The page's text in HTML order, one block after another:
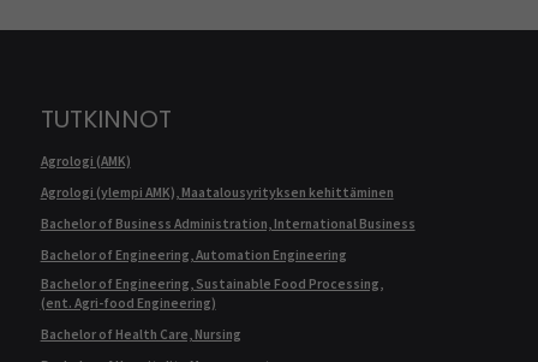
TUTKINNOT
Agrologi (AMK)
Agrologi (ylempi AMK), Maatalousyrityksen kehittäminen
Bachelor of Business Administration, International Business
Bachelor of Engineering, Automation Engineering
Bachelor of Engineering, Sustainable Food Processing,
(ent. Agri-food Engineering)
Bachelor of Health Care, Nursing